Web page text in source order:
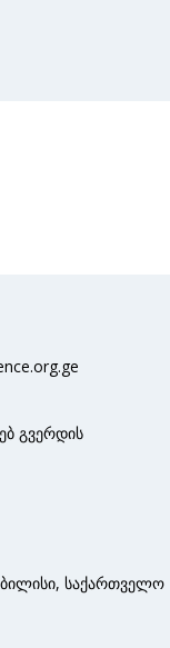
გვერდის
საქართველო